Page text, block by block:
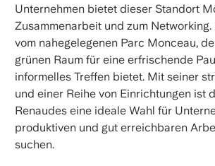
Unternehmen bietet dieser Standort
Zusammenarbeit und zum
vom nahegelegenen Parc Monceau,
grünen Raum für eine erfrischende
informelles Treffen bietet. Mit seiner
und einer Reihe von Einrichtungen ist
Renaudes eine ideale Wahl für
produktiven und gut erreichbaren
suchen.